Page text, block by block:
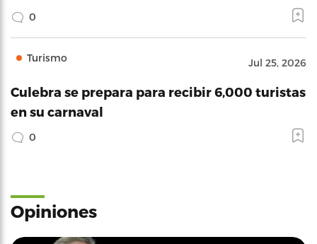
0
Turismo Jul 25, 2026
Culebra se prepara para recibir 6,000 turistas
en su carnaval
0
Opiniones